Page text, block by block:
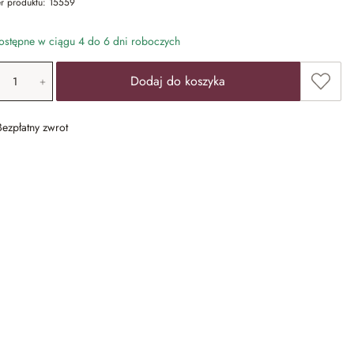
w ciągu 4 do 6 dni roboczych
produktu: Wprowadź żądaną wartość
Dodaj do koszyka
zwrot